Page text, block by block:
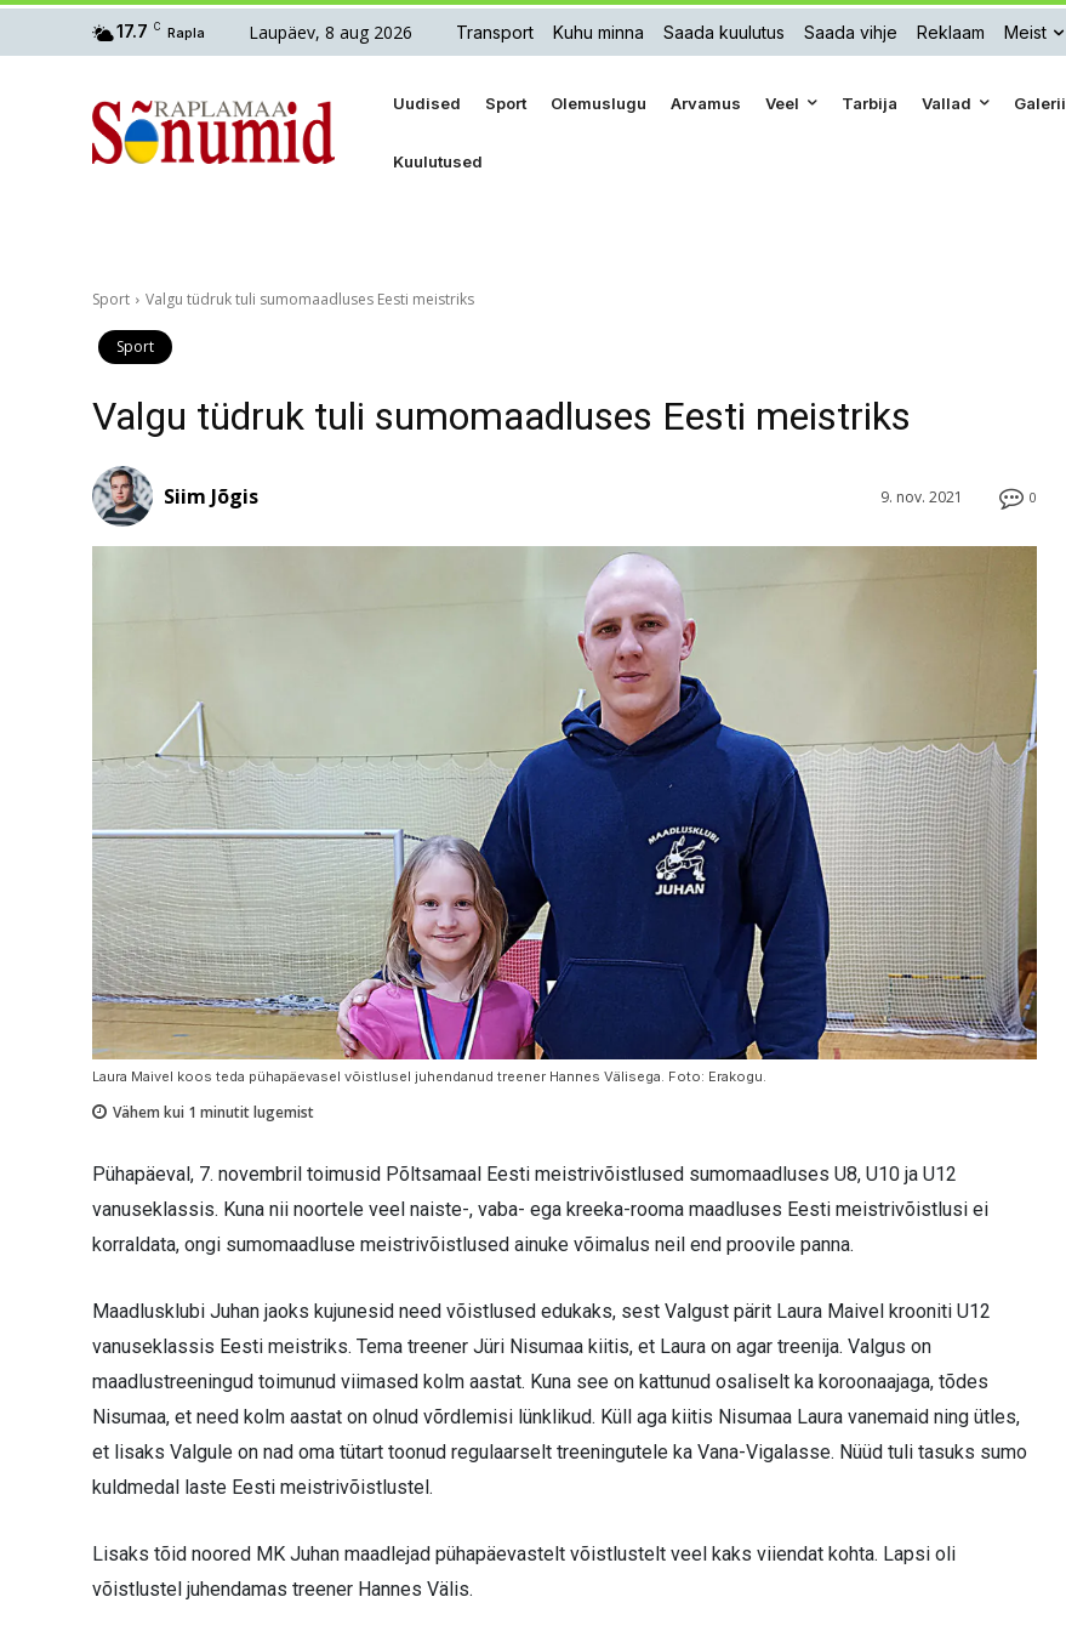
17.7 C Rapla Laupäev, 8 aug 2026 Transport Kuhu minna Saada kuulutus Saada vihje Reklaam Meist
Uudised Sport Olemuslugu Arvamus Veel Tarbija Vallad Galerii
Kuulutused
Sport Valgu tüdruk tuli sumomaadluses Eesti meistriks
Sport
Valgu tüdruk tuli sumomaadluses Eesti meistriks
0
9. nov. 2021
Siim Jõgis
Laura Maivel koos teda pühapäevasel võistlusel juhendanud treener Hannes Välisega. Foto: Erakogu.
Vähem kui 1 minutit lugemist
Pühapäeval, 7. novembril toimusid Põltsamaal Eesti meistrivõistlused sumomaadluses U8, U10 ja U12
vanuseklassis. Kuna nii noortele veel naiste-, vaba- ega kreeka-rooma maadluses Eesti meistrivõistlusi ei
korraldata, ongi sumomaadluse meistrivõistlused ainuke võimalus neil end proovile panna.
Maadlusklubi Juhan jaoks kujunesid need võistlused edukaks, sest Valgust pärit Laura Maivel krooniti U12
vanuseklassis Eesti meistriks. Tema treener Jüri Nisumaa kiitis, et Laura on agar treenija. Valgus on
maadlustreeningud toimunud viimased kolm aastat. Kuna see on kattunud osaliselt ka koroonaajaga, tõdes
Nisumaa, et need kolm aastat on olnud võrdlemisi lünklikud. Küll aga kiitis Nisumaa Laura vanemaid ning ütles,
et lisaks Valgule on nad oma tütart toonud regulaarselt treeningutele ka Vana-Vigalasse. Nüüd tuli tasuks sumo
kuldmedal laste Eesti meistrivõistlustel.
Lisaks tõid noored MK Juhan maadlejad pühapäevastelt võistlustelt veel kaks viiendat kohta. Lapsi oli
võistlustel juhendamas treener Hannes Välis.